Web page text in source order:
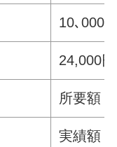
10､000
24,000円
所要額
実績額